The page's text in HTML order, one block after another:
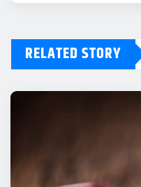
RELATED STORY